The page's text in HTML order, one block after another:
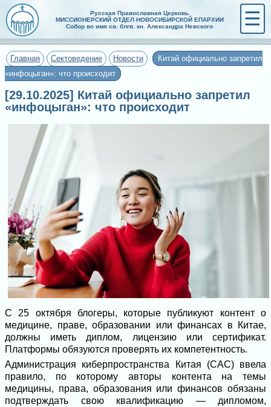
Русская Православная Церковь
МИССИОНЕРСКИЙ ОТДЕЛ НОВОСИБИРСКОЙ ЕПАРХИИ
Собор во имя св. блгв. кн. Александра Невского
☰
Главная Сектоведение Новости
Китай официально запретил
«инфоцыган»: что происходит
[29.10.2025] Китай официально запретил
«инфоцыган»: что происходит
С 25 октября блогеры, которые публикуют контент о
медицине, праве, образовании или финансах в Китае,
должны иметь диплом, лицензию или сертификат.
Платформы обязуются проверять их компетентность.
Администрация киберпространства Китая (CAC) ввела
правило, по которому авторы контента на темы
медицины, права, образования или финансов обязаны
подтверждать свою квалификацию — дипломом,